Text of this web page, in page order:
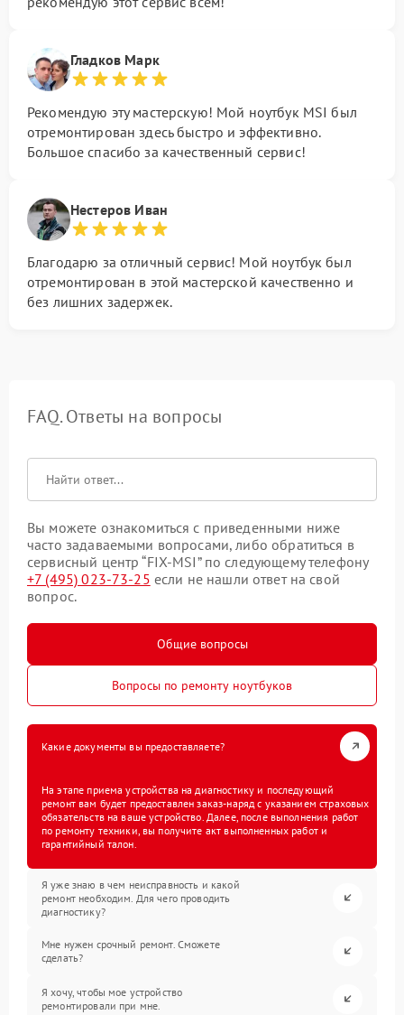
Гладков Марк
Рекомендую эту мастерскую! Мой ноутбук MSI был
отремонтирован здесь быстро и эффективно.
Большое спасибо за качественный сервис!
Нестеров Иван
Благодарю за отличный сервис! Мой ноутбук был
отремонтирован в этой мастерской качественно и
без лишних задержек.
FAQ. Ответы на вопросы
Вы можете ознакомиться с приведенными ниже
часто задаваемыми вопросами, либо обратиться в
сервисный центр “FIX-MSI” по следующему телефону
+7 (495) 023-73-25 если не нашли ответ на свой
вопрос.
Общие вопросы
Вопросы по ремонту ноутбуков
Какие документы вы предоставляете?
На этапе приема устройства на диагностику и последующий
ремонт вам будет предоставлен заказ-наряд с указанием страховых
обязательств на ваше устройство. Далее, после выполнения работ
по ремонту техники, вы получите акт выполненных работ и
гарантийный талон.
Я уже знаю в чем неисправность и какой
ремонт необходим. Для чего проводить
диагностику?
Мне нужен срочный ремонт. Сможете
сделать?
Я хочу, чтобы мое устройство
ремонтировали при мне.